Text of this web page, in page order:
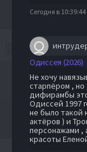
Сегодня в 10:39:44
Одиссея (2026)
Не хочу
старпёром ,
дифирамбы
Одиссей 1997
не было такой
актёров ) и
персонажами ,
красоты